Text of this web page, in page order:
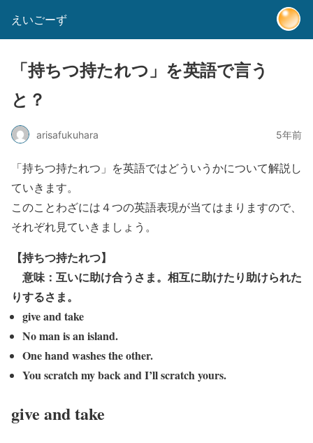
えいごーず
「持ちつ持たれつ」を英語で言う
と？
arisafukuhara 5年前
「持ちつ持たれつ 」を英語ではどういうかについて解説し
ていきます。
このことわざには４つの英語表現が当てはまりますので、
それぞれ見ていきましょう。
【持ちつ持たれつ】
意味： 互いに助け合うさま。相互に助けたり助けられた
りするさま。
give and take
No man is an island.
One hand washes the other.
You scratch my back and I’ll scratch yours.
give and take